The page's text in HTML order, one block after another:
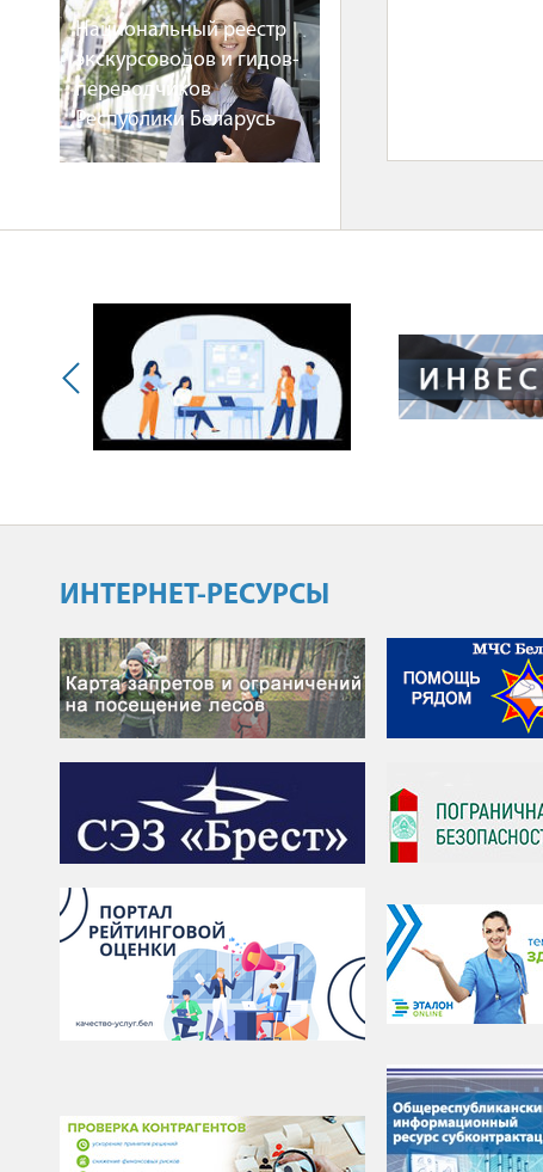
Национальный реестр
экскурсоводов и гидов-
переводчиков
Республики Беларусь
ИНТЕРНЕТ-РЕСУРСЫ